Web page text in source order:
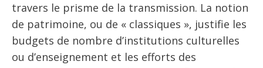
travers le prisme de la transmission. La notion
de patrimoine, ou de « classiques », justifie les
budgets de nombre d’institutions culturelles
ou d’enseignement et les efforts des